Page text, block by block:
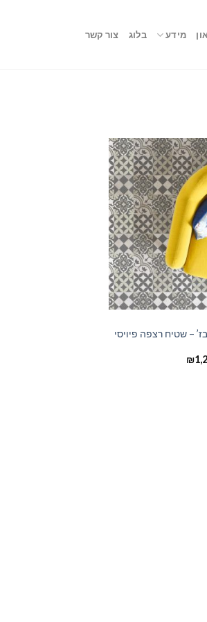
מידע בלוג צור קשר
– שטיח רצפה פיויסי
₪